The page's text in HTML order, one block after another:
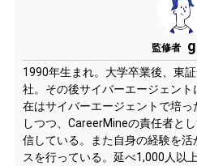
監修者
1990年生まれ。大学卒業後、東
社。その後サイバーエージェン
在はサイバーエージェントで培っ
しつつ、CareerMineの責任者と
信している。また自身の経験を
スを行っている。延べ1,000人以